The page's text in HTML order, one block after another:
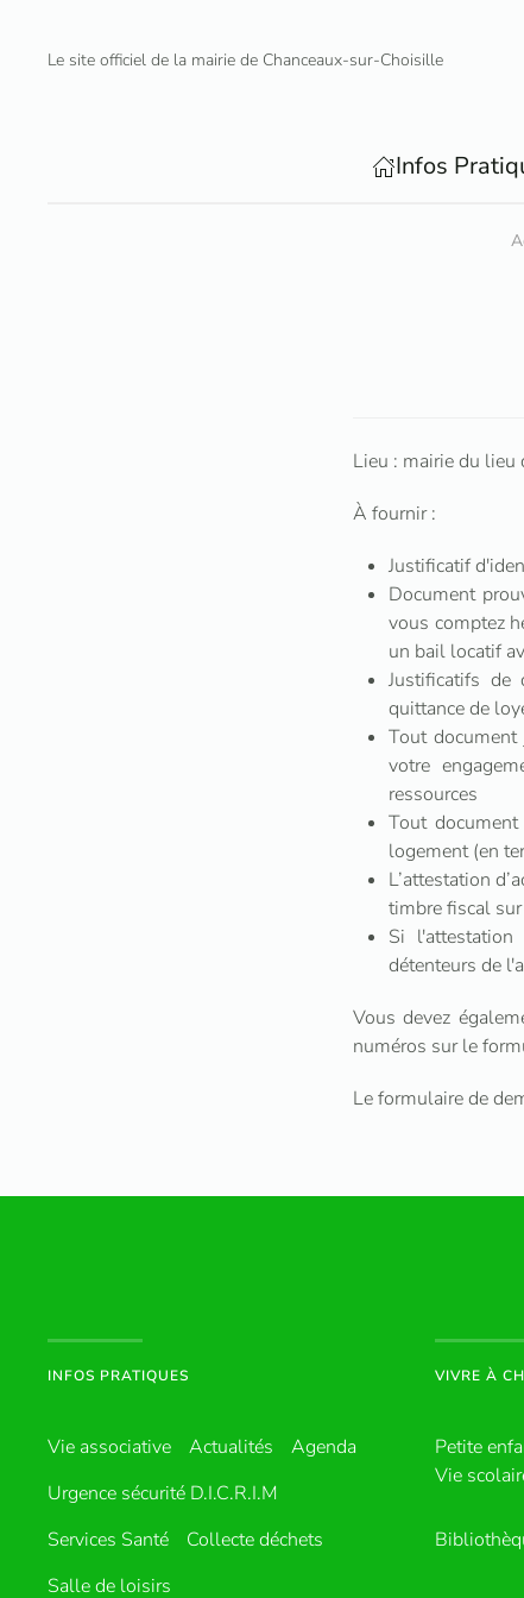
Accéder au contenu principal
Le site officiel de la mairie de Chanceaux-sur-Choisille
Infos
Lieu : mairie du lieu
À fournir :
Justificatif
Document
vous comptez
un bail locatif
Justificatifs de
quittance de
Tout
votre
ressources
Tout
logement (en
L’attestation
timbre fiscal
Si
détenteurs de
Vous devez
numéros sur le
Le formulaire de
INFOS PRATIQUES
Vie associative Actualités
Agenda
Urgence sécurité D.I.C.R.I.M
Services Santé
Collecte déchets
Salle de loisirs
VIVRE À
Petite
Vie